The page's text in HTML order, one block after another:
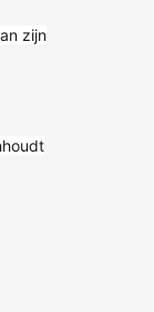
zijn